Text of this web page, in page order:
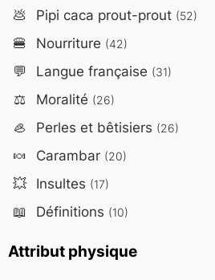
💩 Pipi caca prout-prout (52)
🍔 Nourriture (42)
💬 Langue française (31)
⚖️ Moralité (26)
🦪 Perles et bêtisiers (26)
🍬 Carambar (20)
💥 Insultes (17)
📖 Définitions (10)
Attribut physique